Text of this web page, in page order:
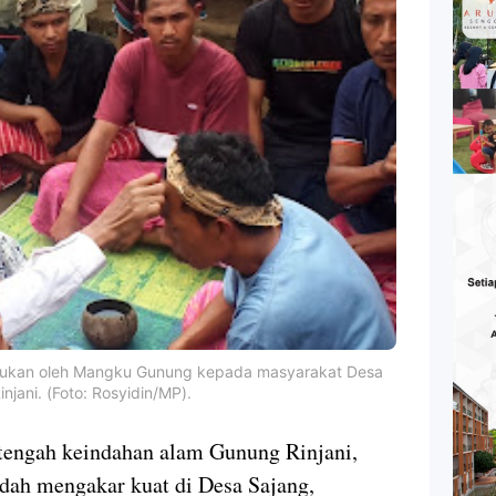
oleh Mangku Gunung kepada masyarakat Desa
(Foto: Rosyidin/MP).
keindahan alam Gunung Rinjani,
mengakar kuat di Desa Sajang,